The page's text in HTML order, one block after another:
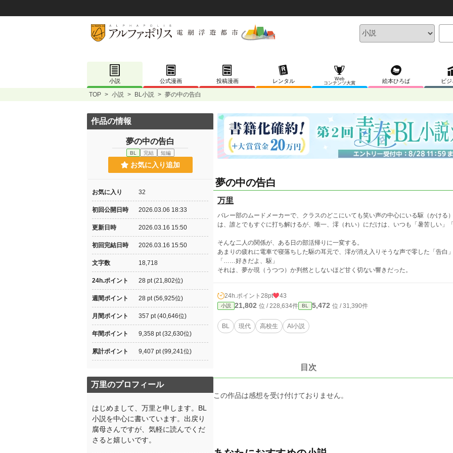
小説 公式漫画 投稿漫画 レンタル
Web
コンテンツ大賞
絵本ひろば ビジ
TOP > 小説 > BL小説 > 夢の中の告白
夢の中の告白
万里
バレー部のムードメーカーで、クラスのどこにいても笑い声の中心にいる駆（かける
は、誰とでもすぐに打ち解けるが、唯一、澪（れい）にだけは、いつも「暑苦しい」
そんな二人の関係が、ある日の部活帰りに一変する。
あまりの疲れに電車で寝落ちした駆の耳元で、澪が消え入りそうな声で零した「告白」
「……好きだよ、駆」
それは、夢か現（うつつ）か判然としないほど甘く切ない響きだった。
24h.ポイント 28pt 43
小説 21,802 位 / 228,634件 BL 5,472 位 / 31,390件
BL 現代 高校生 AI小説
目次
この作品は感想を受け付けておりません。
作品の情報
夢の中の告白
BL 完結 短編
お気に入り追加
お気に入り 32
初回公開日時 2026.03.06 18:33
更新日時 2026.03.16 15:50
初回完結日時 2026.03.16 15:50
文字数 18,718
24h.ポイント 28 pt (21,802位)
週間ポイント 28 pt (56,925位)
月間ポイント 357 pt (40,646位)
年間ポイント 9,358 pt (32,630位)
累計ポイント 9,407 pt (99,241位)
万里のプロフィール
はじめまして、万里と申します。BL
小説を中心に書いています。出戻り
腐母さんですが、気軽に読んでくだ
さると嬉しいです。